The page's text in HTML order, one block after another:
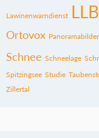
Lawinenwarndienst LLB
Ortovox Panoramabilder
Schnee Schneelage
Spitzingsee Studie
Zillertal